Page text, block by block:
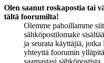
Olen saanut roskapostia tai
tältä foorumilta!
Olemme pahoillamme
sähköpostilomake
ja seurata käyttäjiä, jotka
yhteyttä foorumin